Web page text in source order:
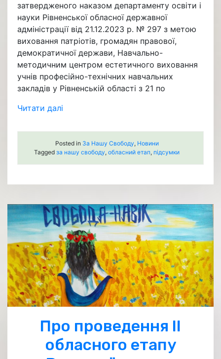
затвердженого наказом департаменту освіти і
науки Рівненської обласної державної
адміністрації від 21.12.2023 р. № 297 з метою
виховання патріотів, громадян правової,
демократичної держави, Навчально-
методичним центром естетичного виховання
учнів професійно-технічних навчальних
закладів у Рівненській області з 21 по
Читати далі
Posted in За Нашу Свободу, Новини
Tagged за нашу свободу, обласний етап, підсумки
Про проведення ІІ
обласного етапу